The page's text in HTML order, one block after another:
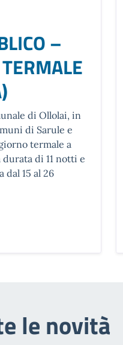
–
di Ollolai, in
di Sarule e
termale a
di 11 notti e
dal 15 al 26
le novità